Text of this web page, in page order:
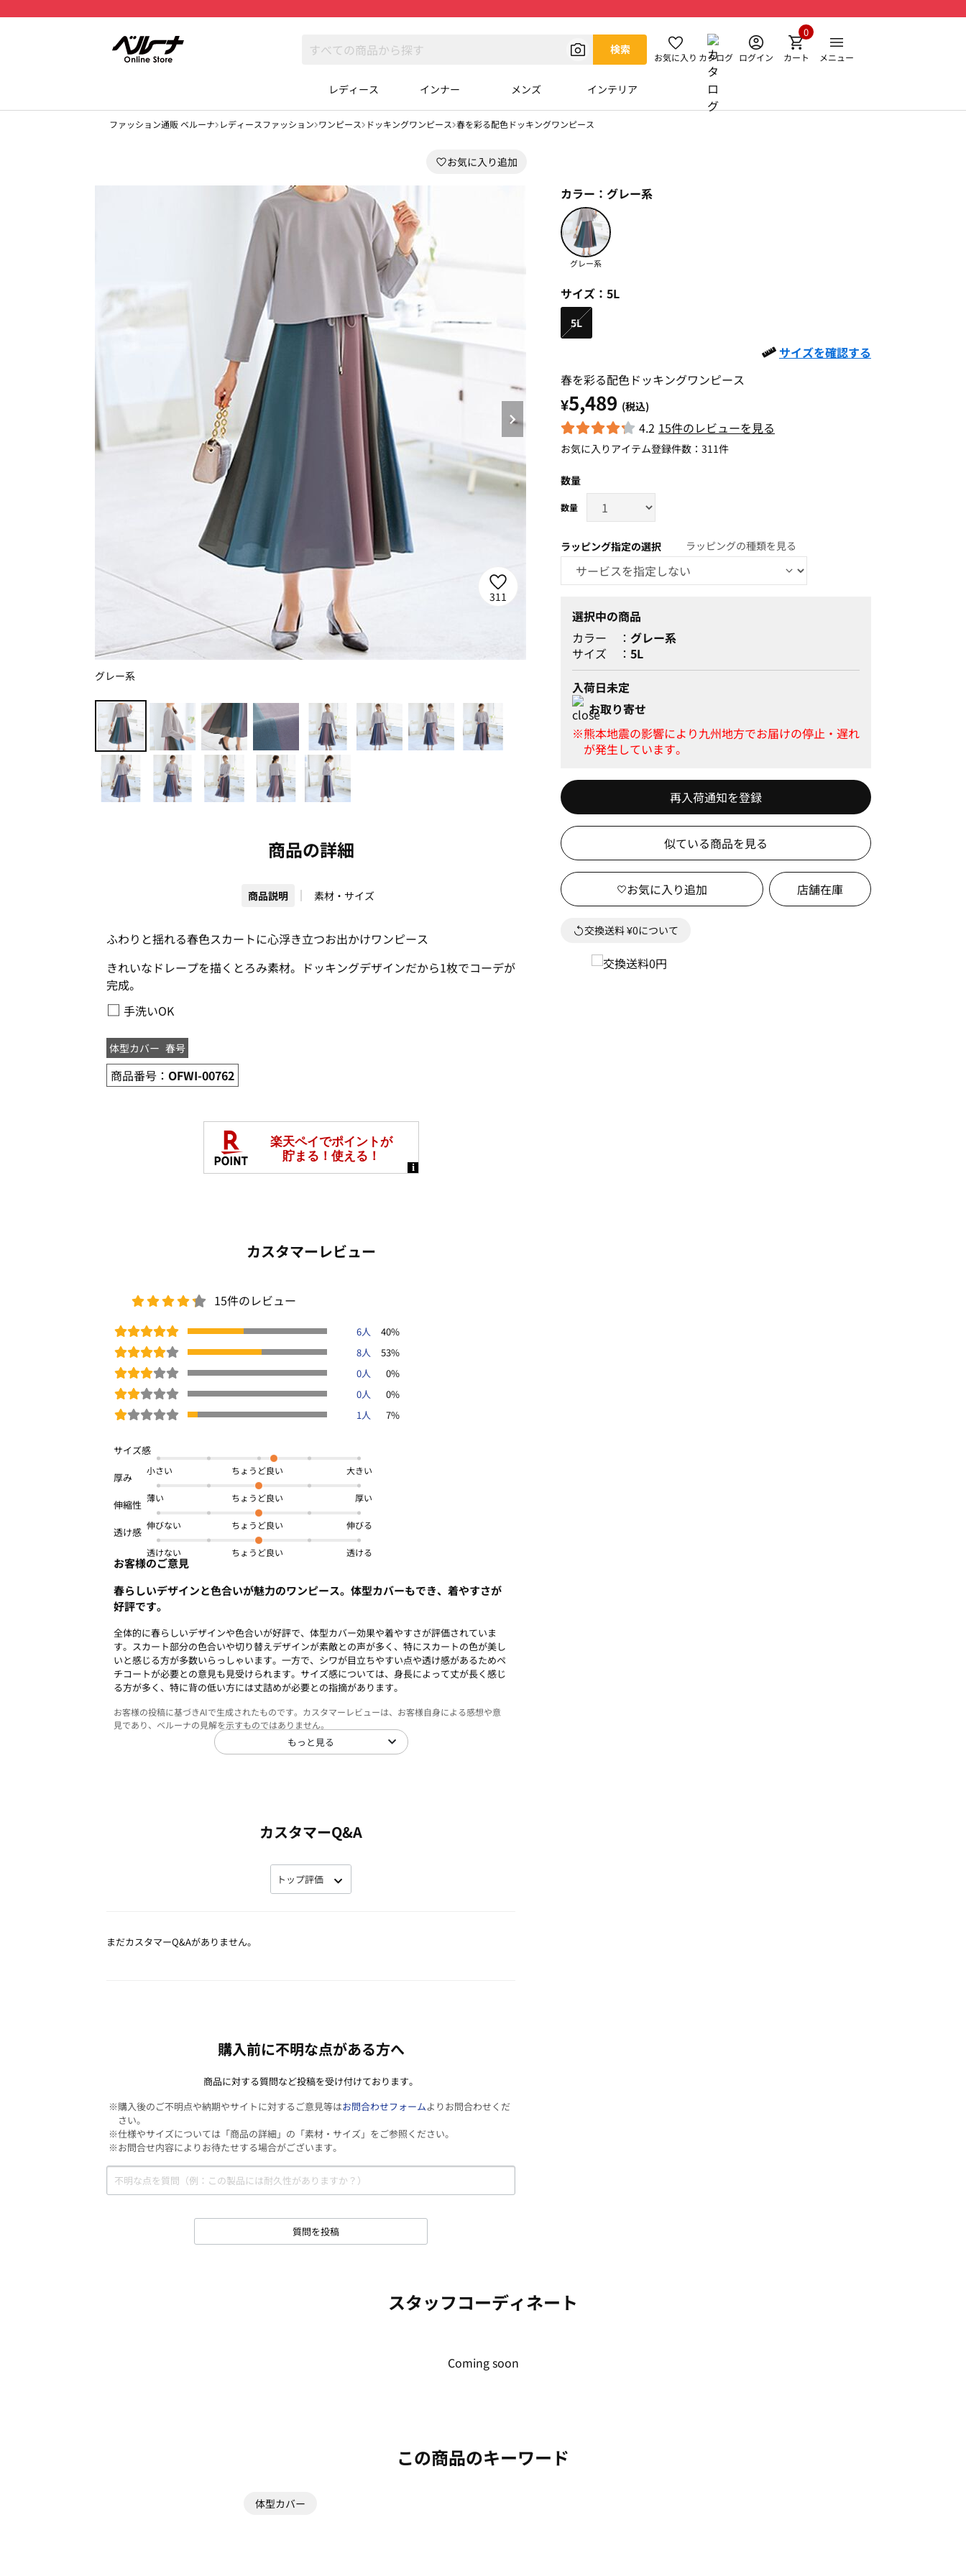
検索
お気に入り カタログ ログイン カート
0
メニュー
レディース インナー メンズ インテリア
ファッション通販 ベルーナ レディースファッション ワンピース ドッキングワンピース 春を彩る配色ドッキングワンピース
311
グレー系
商品の詳細
商品説明 素材・サイズ
ふわりと揺れる春色スカートに心浮き立つお出かけワンピース
きれいなドレープを描くとろみ素材。ドッキングデザインだから1枚でコーデが
完成。
□ 手洗いOK
体型カバー 春号
商品番号： OFWI-00762
カスタマーレビュー
15件のレビュー
6人
40%
8人
53%
0人
0%
0人
0%
1人
7%
小さい 大きい
薄い 厚い
伸びない 伸びる
透けない 透ける
お客様のご意見
春らしいデザインと色合いが魅力のワンピース。体型カバーもでき、着やすさが
好評です。
全体的に春らしいデザインや色合いが好評で、体型カバー効果や着やすさが評価されていま
す。スカート部分の色合いや切り替えデザインが素敵との声が多く、特にスカートの色が美し
いと感じる方が多数いらっしゃいます。一方で、シワが目立ちやすい点や透け感があるためペ
チコートが必要との意見も見受けられます。サイズ感については、身長によって丈が長く感じ
る方が多く、特に背の低い方には丈詰めが必要との指摘があります。
お客様の投稿に基づきAIで生成されたものです。カスタマーレビューは、お客様自身による感想や意
見であり、ベルーナの見解を示すものではありません。
もっと見る
カスタマーQ&A
まだカスタマーQ&Aがありません。
購入前に不明な点がある方へ
商品に対する質問など投稿を受け付けております。
※購入後のご不明点や納期やサイトに対するご意見等はお問合わせフォームよりお問合わせくだ
さい。
※仕様やサイズについては「商品の詳細」の「素材・サイズ」をご参照ください。
※お問合せ内容によりお待たせする場合がございます。
質問を投稿
カラー： グレー系
グレー系
サイズ： 5L
5L
サイズを確認する
春を彩る配色ドッキングワンピース
¥5,489 (税込)
4.2 15件のレビューを見る
お気に入りアイテム登録件数： 311件
数量
ラッピング指定の選択 ラッピングの種類を見る
選択中の商品
カラー
グレー系
サイズ
5L
入荷日未定
お取り寄せ
再入荷通知を登録
似ている商品を見る
店舗在庫
交換送料 ¥0について
スタッフコーディネート
Coming soon
この商品のキーワード
体型カバー